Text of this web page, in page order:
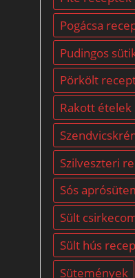
Pogácsa
Pudingos
Pörkölt
Rakott ételek
Szilveszteri
Sós
Sült
Sült hús
Sütemények